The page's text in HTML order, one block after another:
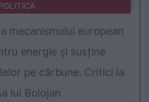
mecanismului european
energie și susține
pe cărbune. Critici la
lui Bolojan